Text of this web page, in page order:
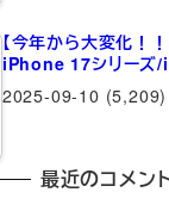
【今年から大変化！
iPhone 17シリー
2025-09-10 (5,209)
最近のコメン